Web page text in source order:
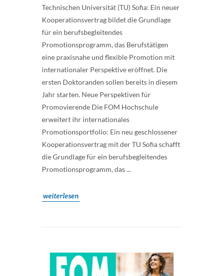
Technischen Universität (TU) Sofia: Ein neuer
Kooperationsvertrag bildet die Grundlage
für ein berufsbegleitendes
Promotionsprogramm, das Berufstätigen
eine praxisnahe und flexible Promotion mit
internationaler Perspektive eröffnet. Die
ersten Doktoranden sollen bereits in diesem
Jahr starten. Neue Perspektiven für
Promovierende Die FOM Hochschule
erweitert ihr internationales
Promotionsportfolio: Ein neu geschlossener
Kooperationsvertrag mit der TU Sofia schafft
die Grundlage für ein berufsbegleitendes
Promotionsprogramm, das ...
weiterlesen